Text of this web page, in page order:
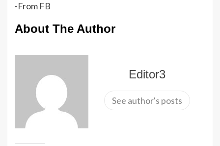
-From FB
About The Author
Editor3
See author's posts